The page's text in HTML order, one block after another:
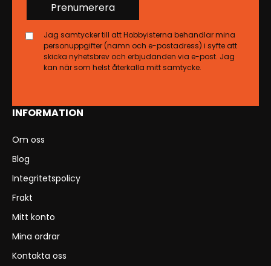
INFORMATION
Om oss
Blog
Integritetspolicy
Frakt
Mitt konto
Mina ordrar
Kontakta oss
Prenumerera
Jag samtycker till att Hobbyisterna behandlar mina
personuppgifter (namn och e-postadress) i syfte att
skicka nyhetsbrev och erbjudanden via e-post. Jag
kan när som helst återkalla mitt samtycke.